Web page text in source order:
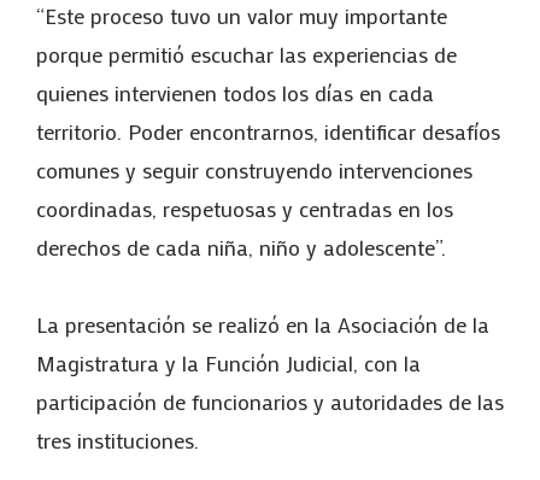
“Este proceso tuvo un valor muy importante
porque permitió escuchar las experiencias de
quienes intervienen todos los días en cada
territorio. Poder encontrarnos, identificar desafíos
comunes y seguir construyendo intervenciones
coordinadas, respetuosas y centradas en los
derechos de cada niña, niño y adolescente”.
La presentación se realizó en la Asociación de la
Magistratura y la Función Judicial, con la
participación de funcionarios y autoridades de las
tres instituciones.